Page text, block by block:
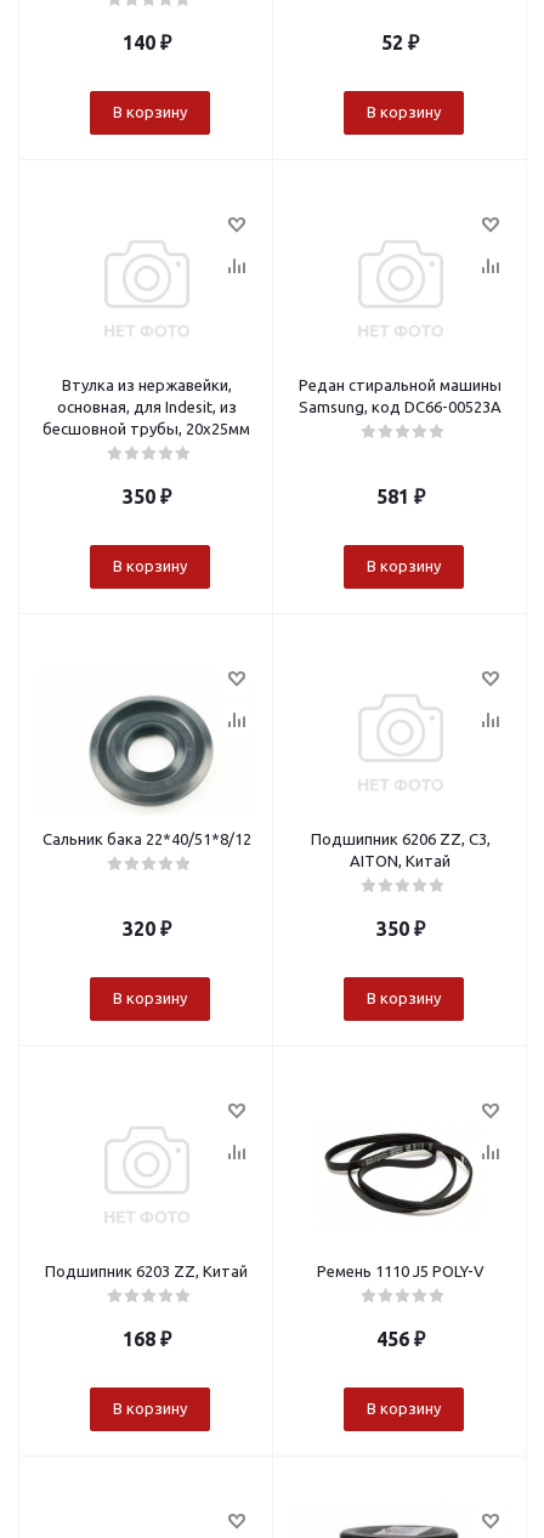
140₽
В корзину
52 ₽
В корзину
Втулка из нержавейки,
основная, для Indesit, из
бесшовной трубы, 20х25мм
350₽
В корзину
Редан стиральной машины
Samsung, код DC66-00523A
581 ₽
В корзину
Сальник бака 22*40/51*8/12
320₽
В корзину
Подшипник 6206 ZZ, C3,
AITON, Китай
350₽
В корзину
Подшипник 6203 ZZ, Китай
168₽
В корзину
Ремень 1110 J5 POLY-V
456₽
В корзину